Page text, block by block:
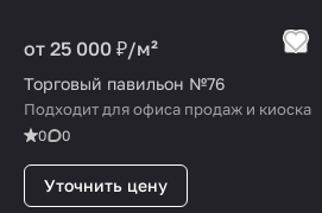
от 25 000 ₽/м²
Торговый павильон №76
Подходит для офиса продаж и киоска
0 0
Уточнить цену